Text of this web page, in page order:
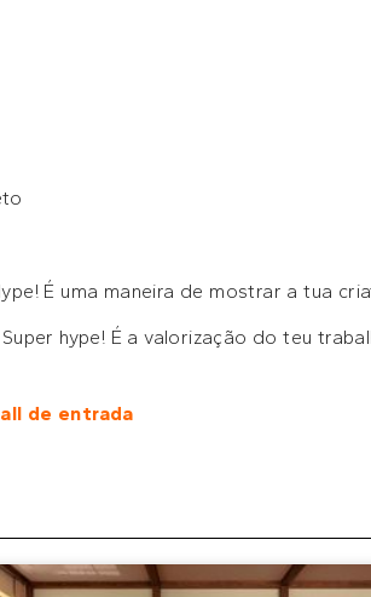
É uma maneira de mostrar a tua
Super hype! É a valorização do teu
de entrada